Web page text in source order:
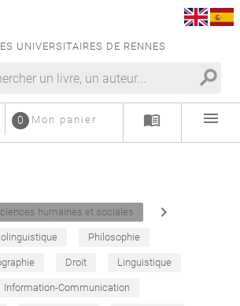
UNIVERSITAIRES DE RENNES
search
Mon panier
0 menu_book menu
humaines et sociales navigate_next
Philosophie
Droit Linguistique
Information-Communication